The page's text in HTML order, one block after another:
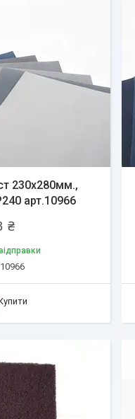
230х280мм.,
арт.10966
₴
10966